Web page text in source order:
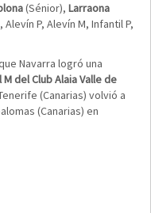
(Sénior), Larraona
Alevín P, Alevín M, Infantil P,
Navarra logró una
del Club Alaia Valle de
(Canarias) volvió a
(Canarias) en